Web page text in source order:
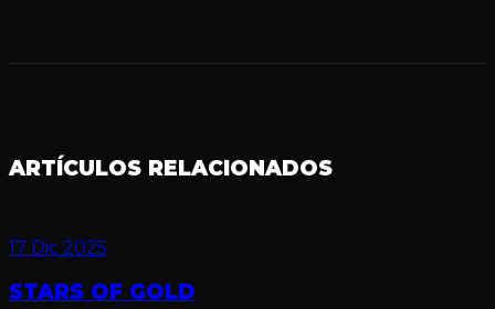
ARTÍCULOS RELACIONADOS
17 Dic 2025
STARS OF GOLD